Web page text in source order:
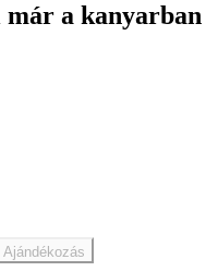
a kanyarban
Ajándékozás